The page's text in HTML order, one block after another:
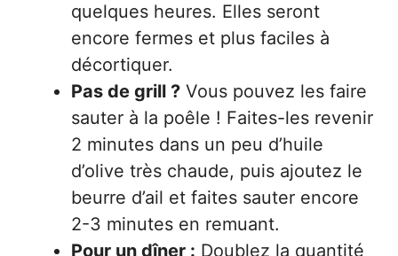
quelques heures. Elles seront
encore fermes et plus faciles à
décortiquer.
Pas de grill ? Vous pouvez les faire
sauter à la poêle ! Faites-les revenir
2 minutes dans un peu d’huile
d’olive très chaude, puis ajoutez le
beurre d’ail et faites sauter encore
2-3 minutes en remuant.
Pour un dîner : Doublez la quantité